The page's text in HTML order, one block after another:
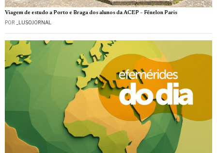
Viagem de estudo a Porto e Braga dos alunos da ACEP – Fénelon Paris
POR _LUSOJORNAL